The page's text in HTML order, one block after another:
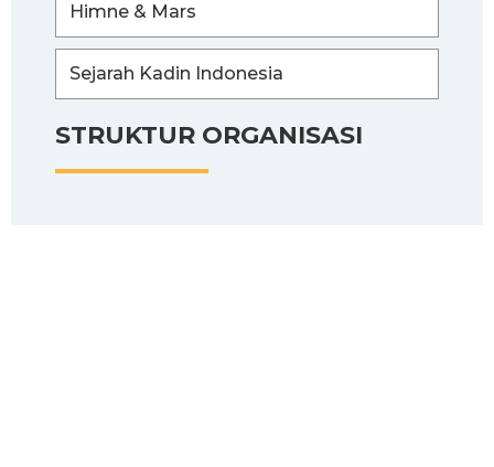
STRUKTUR ORGANISASI
Himne & Mars
Sejarah Kadin Indonesia